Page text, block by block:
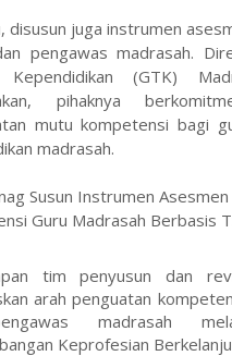
disusun juga instrumen
pengawas madrasah.
Kependidikan (GTK)
pihaknya
mutu kompetensi bagi
madrasah.
tim penyusun dan
arah penguatan
madrasah
Keprofesian